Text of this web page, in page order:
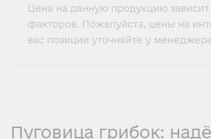
Цена на данную продукцию зависит
факторов. Пожалуйста, цены на
вас позиции уточняйте у
Пуговица грибок: